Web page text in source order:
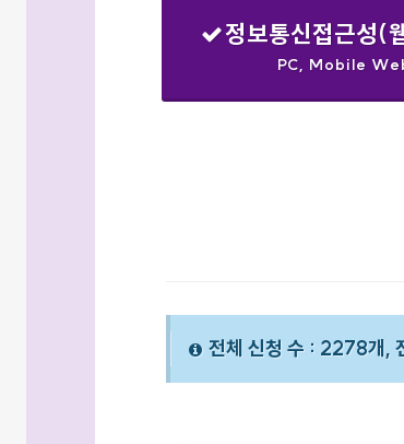
정보통신접근성(
PC, Mobile
전체 신청 수 : 2278개,